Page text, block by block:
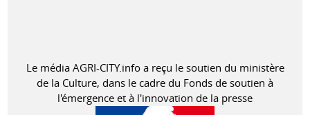
Le média AGRI-CITY.info a reçu le soutien du ministère
de la Culture, dans le cadre du Fonds de soutien à
l'émergence et à l'innovation de la presse